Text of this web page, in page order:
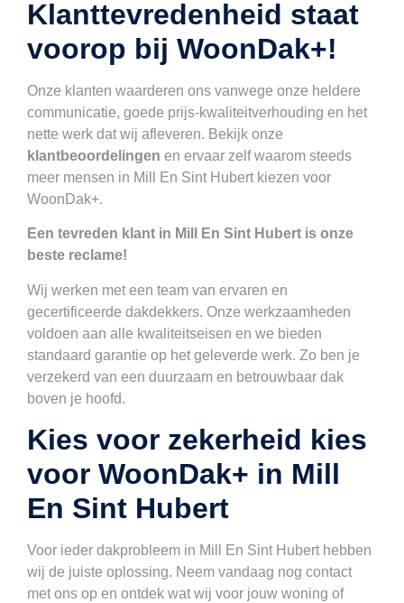
Klanttevredenheid staat
voorop bij WoonDak+!
Onze klanten waarderen ons vanwege onze heldere
communicatie, goede prijs-kwaliteitverhouding en het
nette werk dat wij afleveren. Bekijk onze
klantbeoordelingen en ervaar zelf waarom steeds
meer mensen in Mill En Sint Hubert kiezen voor
WoonDak+.
Een tevreden klant in Mill En Sint Hubert is onze
beste reclame!
Wij werken met een team van ervaren en
gecertificeerde dakdekkers. Onze werkzaamheden
voldoen aan alle kwaliteitseisen en we bieden
standaard garantie op het geleverde werk. Zo ben je
verzekerd van een duurzaam en betrouwbaar dak
boven je hoofd.
Kies voor zekerheid kies
voor WoonDak+ in Mill
En Sint Hubert
Voor ieder dakprobleem in Mill En Sint Hubert hebben
wij de juiste oplossing. Neem vandaag nog contact
met ons op en ontdek wat wij voor jouw woning of